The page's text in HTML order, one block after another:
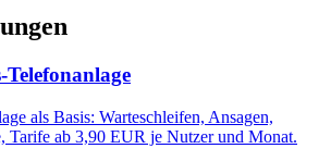
als Basis: Warteschleifen, Ansagen,
Tarife ab 3,90 EUR je Nutzer und Monat.